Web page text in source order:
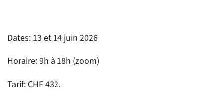
Dates: 13 et 14 juin 2026
Horaire: 9h à 18h (zoom)
Tarif: CHF 432.-